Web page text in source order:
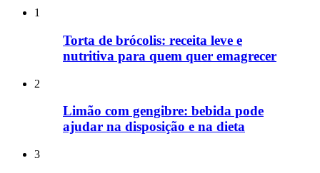
1
Torta de brócolis: receita leve e
nutritiva para quem quer emagrecer
2
Limão com gengibre: bebida pode
ajudar na disposição e na dieta
3